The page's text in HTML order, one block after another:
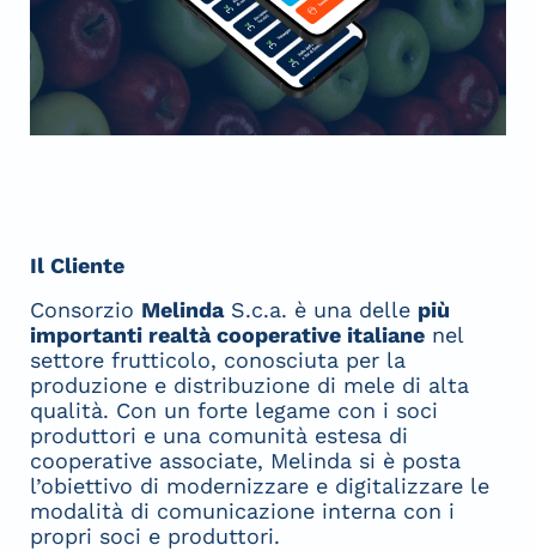
Il Cliente
Consorzio MelindaS.c.a. è una delle più
importanti realtà cooperative italiane nel
settore frutticolo, conosciuta per la
produzione e distribuzione di mele di alta
qualità. Con un forte legame con i soci
produttori e una comunità estesa di
cooperative associate, Melinda si è posta
l’obiettivo di modernizzare e digitalizzare le
modalità di comunicazione interna con i
propri soci e produttori.